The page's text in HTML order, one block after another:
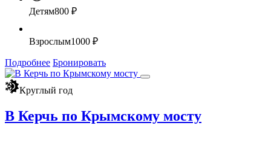
Детям800 ₽
Взрослым1000 ₽
Подробнее Бронировать
Круглый год
В Керчь по Крымскому мосту